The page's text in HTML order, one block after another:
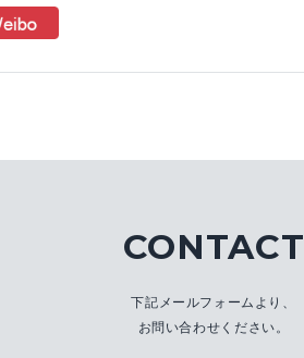
CONTACT
下記メールフォームより、
お問い合わせください。